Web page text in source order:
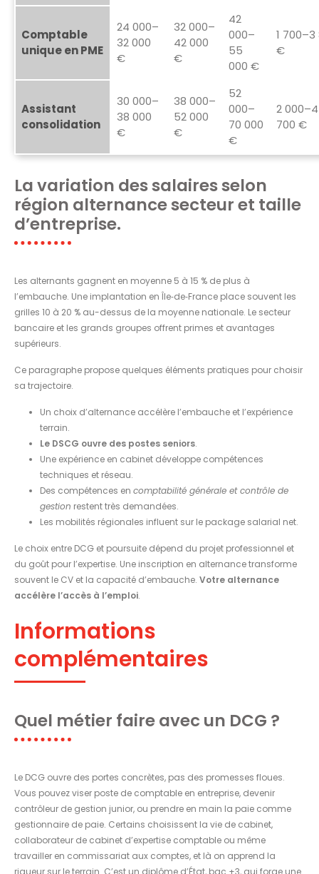
Comptable
unique en PME
24 000–
32 000
€
32 000–
42 000
€
42
000–
55
000 €
1 700–3
€
Assistant
consolidation
30 000–
38 000
€
38 000–
52 000
€
52
000–
70 000
€
2 000–4
700 €
La variation des salaires selon
région alternance secteur et taille
d’entreprise.
Les alternants gagnent en moyenne 5 à 15 % de plus à
l’embauche. Une implantation en Île‑de‑France place souvent les
grilles 10 à 20 % au-dessus de la moyenne nationale. Le secteur
bancaire et les grands groupes offrent primes et avantages
supérieurs.
Ce paragraphe propose quelques éléments pratiques pour choisir
sa trajectoire.
Un choix d’alternance accélère l’embauche et l’expérience
terrain.
Le DSCG ouvre des postes seniors.
Une expérience en cabinet développe compétences
techniques et réseau.
Des compétences en comptabilité générale et contrôle de
gestion restent très demandées.
Les mobilités régionales influent sur le package salarial net.
Le choix entre DCG et poursuite dépend du projet professionnel et
du goût pour l’expertise. Une inscription en alternance transforme
souvent le CV et la capacité d’embauche. Votre alternance
accélère l’accès à l’emploi.
Informations
complémentaires
Quel métier faire avec un DCG ?
Le DCG ouvre des portes concrètes, pas des promesses floues.
Vous pouvez viser poste de comptable en entreprise, devenir
contrôleur de gestion junior, ou prendre en main la paie comme
gestionnaire de paie. Certains choisissent la vie de cabinet,
collaborateur de cabinet d’expertise comptable ou même
travailler en commissariat aux comptes, et là on apprend la
rigueur sur le terrain. C’est un diplôme d’État, bac +3, qui forge une